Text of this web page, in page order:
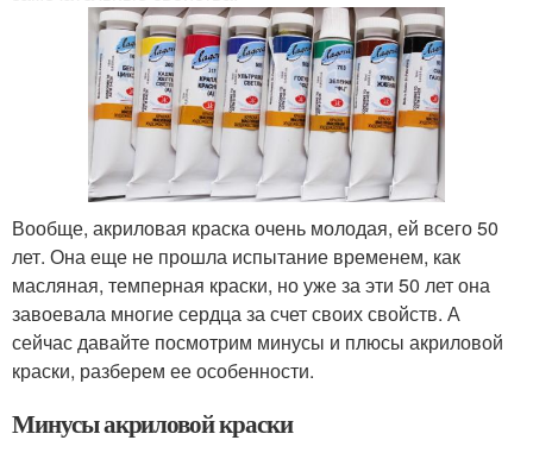
Вообще, акриловая краска очень молодая, ей всего 50
лет. Она еще не прошла испытание временем, как
масляная, темперная краски, но уже за эти 50 лет она
завоевала многие сердца за счет своих свойств. А
сейчас давайте посмотрим минусы и плюсы акриловой
краски, разберем ее особенности.
Минусы акриловой краски